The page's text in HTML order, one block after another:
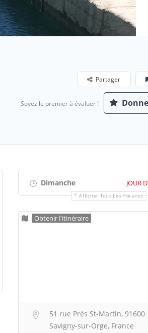
Partager
Soyez le premier à évaluer !
Dimanche JOUR
Afficher Tous Les Horaires
Obtenir l'itinéraire
51 rue Prés St-Martin, 91600
Savigny-sur-Orge, France